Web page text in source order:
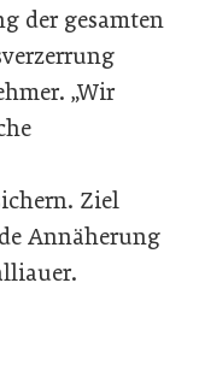
der gesamten
„Wir
Ziel
Annäherung